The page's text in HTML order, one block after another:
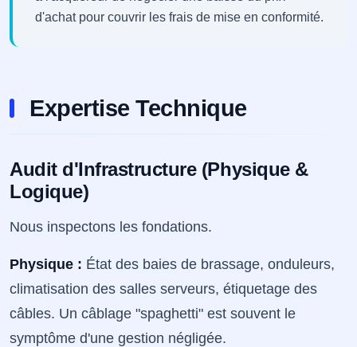
d'achat pour couvrir les frais de mise en conformité.
Expertise Technique
Audit d'Infrastructure (Physique &
Logique)
Nous inspectons les fondations.
Physique : État des baies de brassage, onduleurs,
climatisation des salles serveurs, étiquetage des
câbles. Un câblage "spaghetti" est souvent le
symptôme d'une gestion négligée.